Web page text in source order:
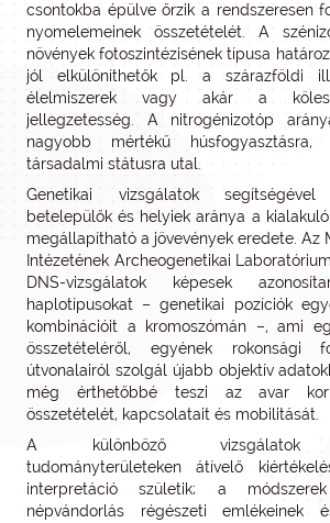
csontokba épülve őrzik a rendszeresen
nyomelemeinek összetételét. A
növények fotoszintézisének típusa
jól elkülöníthetők pl. a szárazföldi
élelmiszerek vagy akár a
jellegzetesség. A nitrogénizotóp
nagyobb mértékű húsfogyasztásra,
társadalmi státusra utal.
Genetikai vizsgálatok
betelepülők és helyiek aránya a
megállapítható a jövevények eredete. Az
Intézetének Archeogenetikai
DNS-vizsgálatok képesek
haplotípusokat – genetikai pozíciók
kombinációit a kromoszómán –, ami
összetételéről, egyének rokonsági
útvonalairól szolgál újabb objektív
még érthetőbbé teszi az avar
összetételét, kapcsolatait és mobilitását.
A különböző vizsgálatok
tudományterületeken átívelő
interpretáció születik; a
népvándorlás régészeti